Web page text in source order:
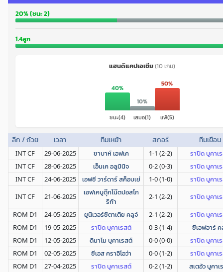
20% (ชนะ 2)
1.4ลูก
แฮนดิแคปเอเชีย(10 เกม)
40%
ชนะ(4)
10%
เสมอ(1)
50%
แพ้(5)
ลีก / ถ้วย เวลา ทีมเหย้า สกอร์ ทีมเยือน
INT CF 29-06-2025 ซาบาห์ เอฟเค 1-1 (2-2) ราปิด บูคาเ
INT CF 28-06-2025 เอ็นเค อลูมินิจ 0-2 (0-3) ราปิด บูคาเ
INT CF 24-06-2025 เอฟซี วาร์ดาร์ สค็อบเย่ 1-0 (1-0) ราปิด บูคาเ
INT CF 21-06-2025
เอฟเคบูดุ๊กโน๊ตปอสโก
ริก้า
2-1 (2-2) ราปิด บูคาเ
ROM D1 24-05-2025 ยูนิเวอร์ซิตาเตีย คลูจ์ 2-1 (2-2) ราปิด บูคาเ
ROM D1 19-05-2025 ราปิด บูคาเรสต์ 0-3 (1-4) ซีเอฟอาร์
ROM D1 12-05-2025 ดินาโม บูคาเรสต์ 0-0 (0-0) ราปิด บูคาเ
ROM D1 02-05-2025 ซีเอส คราอิโอว่า 0-0 (1-2) ราปิด บูคาเ
ROM D1 27-04-2025 ราปิด บูคาเรสต์ 0-2 (1-2) สเตอัว บูคาเ